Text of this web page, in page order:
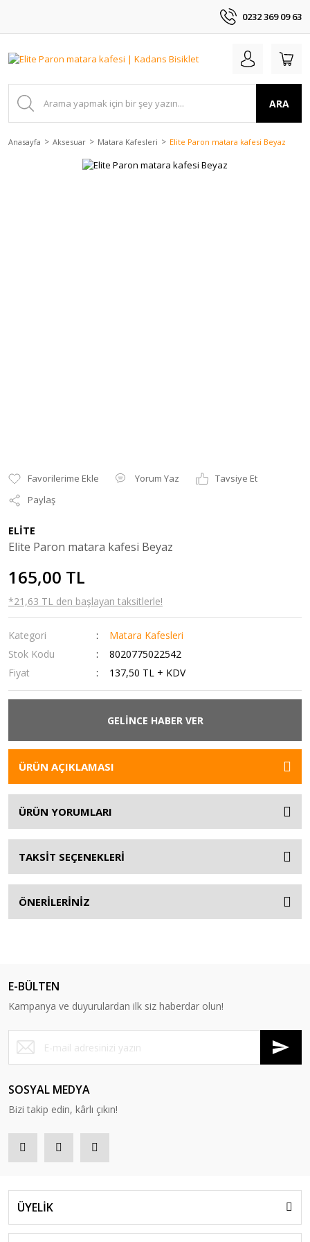
0232 369 09 63
ARA
Anasayfa Aksesuar Matara Kafesleri Elite Paron matara kafesi Beyaz
Yorum Yaz
Tavsiye Et
Paylaş
ELİTE
Elite Paron matara kafesi Beyaz
165,00 TL
*21,63 TL den başlayan taksitlerle!
Kategori
Matara Kafesleri
Stok Kodu
8020775022542
Fiyat
137,50 TL + KDV
GELİNCE HABER VER
ÜRÜN AÇIKLAMASI
ÜRÜN YORUMLARI
TAKSİT SEÇENEKLERİ
ÖNERİLERİNİZ
E-BÜLTEN
Kampanya ve duyurulardan ilk siz haberdar olun!
SOSYAL MEDYA
Bizi takip edin, kârlı çıkın!
ÜYELİK